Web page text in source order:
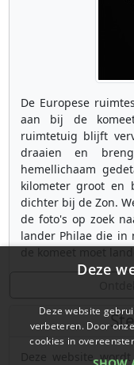
De Europese
aan bij de komeet
ruimtetuig blijft
draaien en
hemellichaam
kilometer groot en
dichter bij de Zon.
de foto's op zoek
lander Philae die in
Deze website
Deze
Deze website
verbeteren. Door
cookies in